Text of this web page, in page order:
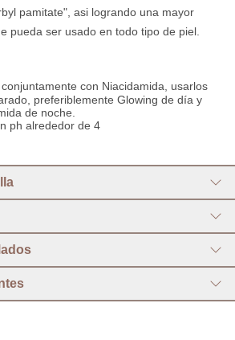
pamitate", asi logrando una mayor
pueda ser usado en todo tipo de piel.
con Niacidamida, usarlos
preferiblemente Glowing de día y
de noche.
ph alrededor de 4